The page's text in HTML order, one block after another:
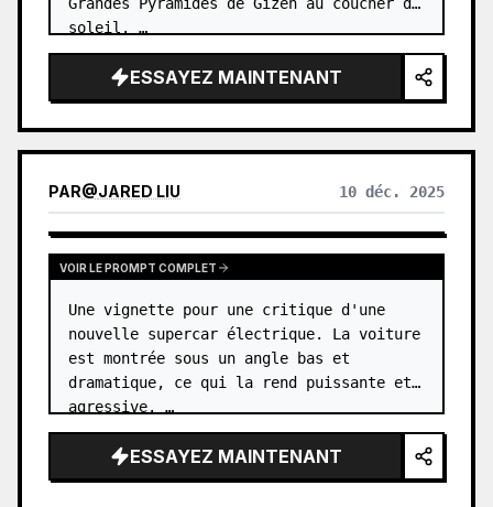
soleil. …
ESSAYEZ MAINTENANT
PAR@JARED LIU 10 déc. 2025
VOIR LE PROMPT COMPLET
Une vignette pour une critique d'une
nouvelle supercar électrique. La voiture
est montrée sous un angle bas et
dramatique, ce qui la rend puissante et
agressive. …
ESSAYEZ MAINTENANT